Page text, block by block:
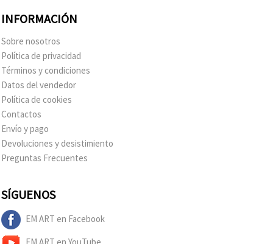
INFORMACIÓN
Sobre nosotros
Política de privacidad
Términos y condiciones
Datos del vendedor
Política de cookies
Contactos
Envío y pago
Devoluciones y desistimiento
Preguntas Frecuentes
SÍGUENOS
EM ART en Facebook
EM ART en YouTube